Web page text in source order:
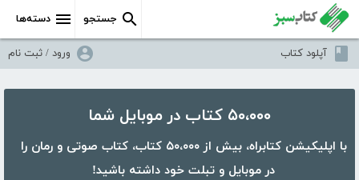
دسته‌ها جستجو
آپلود کتاب ورود / ثبت نام
۵۰،۰۰۰ کتاب در موبایل شما
با اپلیکیشن کتابراه، بیش از ۵۰،۰۰۰ کتاب، کتاب صوتی و رمان را
در موبایل و تبلت خود داشته باشید!